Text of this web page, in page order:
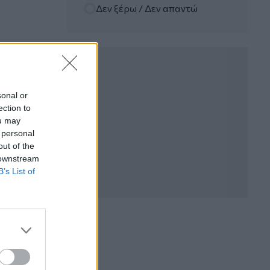
or
to
may
of the
List of
Randy Schekman, Νομπελίστας Ιατρικής:
του Πάρκινσον»
05.08.2026 - 12:33
Δεν ξέρω / Δεν απαντώ